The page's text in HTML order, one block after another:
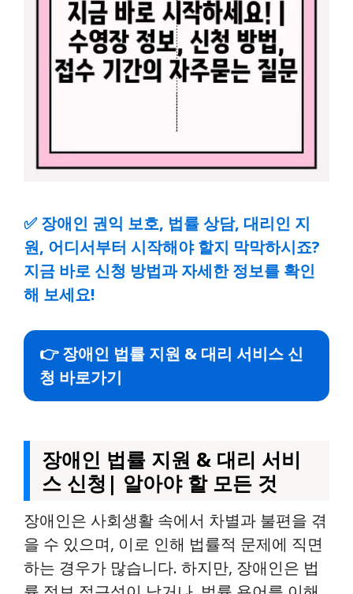
✅ 장애인 권익 보호, 법률 상담, 대리인 지
원, 어디서부터 시작해야 할지 막막하시죠?
지금 바로 신청 방법과 자세한 정보를 확인
해 보세요!
👉 장애인 법률 지원 & 대리 서비스 신
청 바로가기
장애인 법률 지원 & 대리 서비
스 신청| 알아야 할 모든 것
장애인은 사회생활 속에서 차별과 불편을 겪
을 수 있으며, 이로 인해 법률적 문제에 직면
하는 경우가 많습니다. 하지만, 장애인은 법